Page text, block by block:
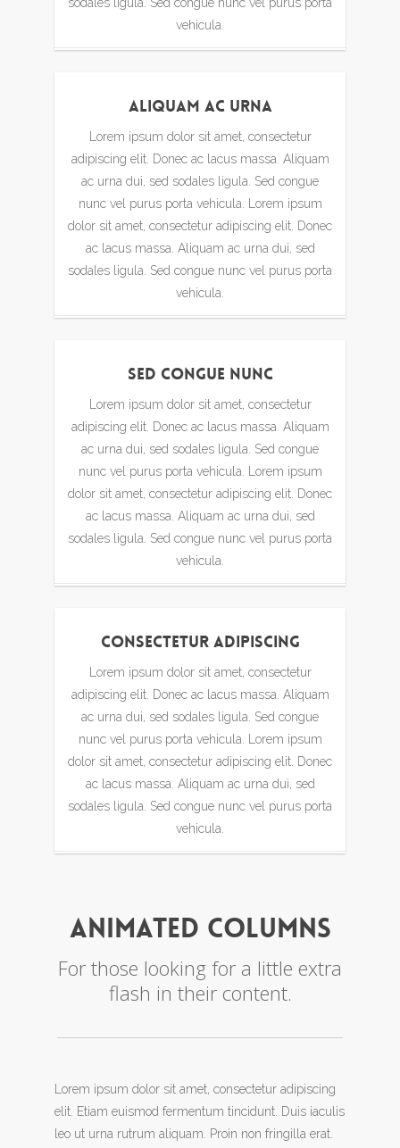
vehicula.
Aliquam Ac Urna
Lorem ipsum dolor sit amet, consectetur
adipiscing elit. Donec ac lacus massa. Aliquam
ac urna dui, sed sodales ligula. Sed congue
nunc vel purus porta vehicula. Lorem ipsum
dolor sit amet, consectetur adipiscing elit. Donec
ac lacus massa. Aliquam ac urna dui, sed
sodales ligula. Sed congue nunc vel purus porta
vehicula.
Sed Congue Nunc
Lorem ipsum dolor sit amet, consectetur
adipiscing elit. Donec ac lacus massa. Aliquam
ac urna dui, sed sodales ligula. Sed congue
nunc vel purus porta vehicula. Lorem ipsum
dolor sit amet, consectetur adipiscing elit. Donec
ac lacus massa. Aliquam ac urna dui, sed
sodales ligula. Sed congue nunc vel purus porta
vehicula.
Consectetur Adipiscing
Lorem ipsum dolor sit amet, consectetur
adipiscing elit. Donec ac lacus massa. Aliquam
ac urna dui, sed sodales ligula. Sed congue
nunc vel purus porta vehicula. Lorem ipsum
dolor sit amet, consectetur adipiscing elit. Donec
ac lacus massa. Aliquam ac urna dui, sed
sodales ligula. Sed congue nunc vel purus porta
vehicula.
Animated Columns
For those looking for a little extra
flash in their content.
Lorem ipsum dolor sit amet, consectetur adipiscing
elit. Etiam euismod fermentum tincidunt. Duis iaculis
leo ut urna rutrum aliquam. Proin non fringilla erat.